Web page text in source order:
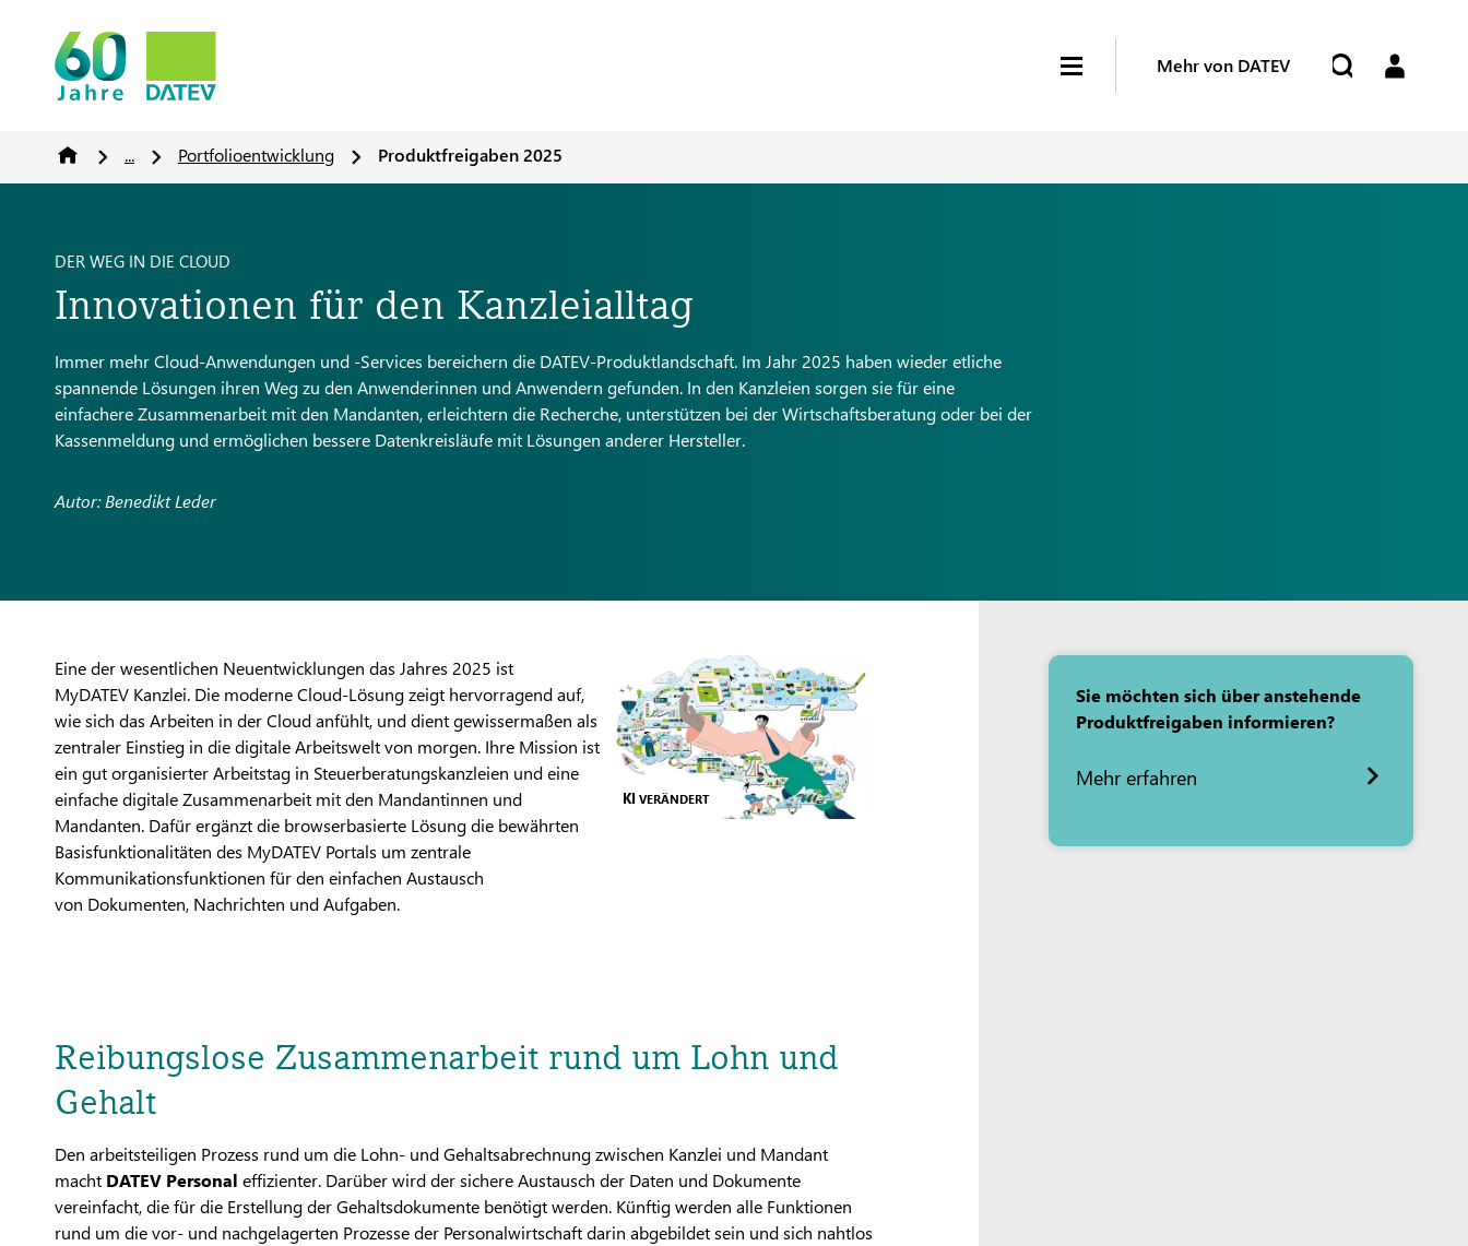
Mehr von DATEV
... Portfolioentwicklung Produktfreigaben 2025
DER WEG IN DIE CLOUD
Innovationen für den Kanzleialltag
Immer mehr Cloud-Anwendungen und -Services bereichern die DATEV-Produktlandschaft. Im Jahr 2025 haben wieder etliche
spannende Lösungen ihren Weg zu den Anwenderinnen und Anwendern gefunden. In den Kanzleien sorgen sie für eine
einfachere Zusammenarbeit mit den Mandanten, erleichtern die Recherche, unterstützen bei der Wirtschaftsberatung oder bei der
Kassenmeldung und ermöglichen bessere Datenkreisläufe mit Lösungen anderer Hersteller.
Autor: Benedikt Leder
KI VERÄNDERT
Eine der wesentlichen Neuentwicklungen das Jahres 2025 ist
MyDATEV Kanzlei. Die moderne Cloud-Lösung zeigt hervorragend auf,
wie sich das Arbeiten in der Cloud anfühlt, und dient gewissermaßen als
zentraler Einstieg in die digitale Arbeitswelt von morgen. Ihre Mission ist
ein gut organisierter Arbeitstag in Steuerberatungskanzleien und eine
einfache digitale Zusammenarbeit mit den Mandantinnen und
Mandanten. Dafür ergänzt die browserbasierte Lösung die bewährten
Basisfunktionalitäten des MyDATEV Portals um zentrale
Kommunikationsfunktionen für den einfachen Austausch
von Dokumenten, Nachrichten und Aufgaben.
Reibungslose Zusammenarbeit rund um Lohn und
Gehalt
Den arbeitsteiligen Prozess rund um die Lohn- und Gehaltsabrechnung zwischen Kanzlei und Mandant
macht DATEV Personal effizienter. Darüber wird der sichere Austausch der Daten und Dokumente
vereinfacht, die für die Erstellung der Gehaltsdokumente benötigt werden. Künftig werden alle Funktionen
rund um die vor- und nachgelagerten Prozesse der Personalwirtschaft darin abgebildet sein und sich nahtlos
Sie möchten sich über anstehende
Produktfreigaben informieren?
Mehr erfahren